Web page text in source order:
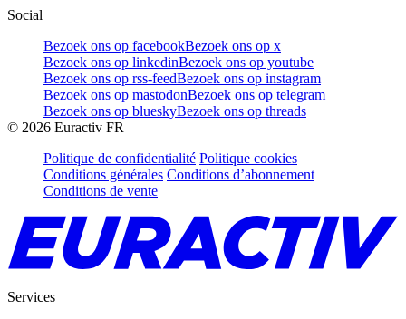
Social
Bezoek ons op facebookBezoek ons op x
Bezoek ons op linkedinBezoek ons op youtube
Bezoek ons op rss-feedBezoek ons op instagram
Bezoek ons op mastodonBezoek ons op telegram
Bezoek ons op blueskyBezoek ons op threads
© 2026 Euractiv FR
Politique de confidentialité Politique cookies
Conditions générales Conditions d’abonnement
Conditions de vente
Services